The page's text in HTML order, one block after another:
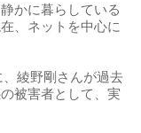
かに暮らしている
、ネットを中心に
、綾野剛さんが過去
被害者として、実